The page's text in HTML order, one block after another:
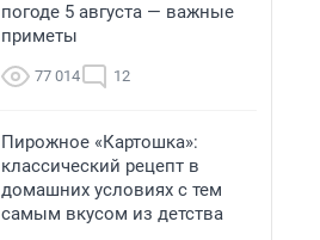
погоде 5 августа — важные
приметы
77 014 12
Пирожное «Картошка»:
классический рецепт в
домашних условиях с тем
самым вкусом из детства